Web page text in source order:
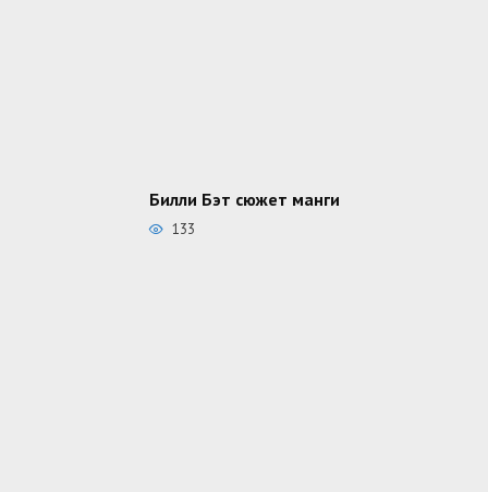
Билли Бэт сюжет манги
133